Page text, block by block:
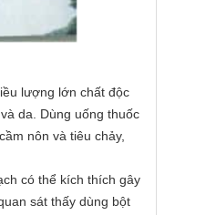
lượng lớn chất độc
da. Dùng uống thuốc
nôn và tiêu chảy,
có thể kích thích gây
sát thấy dùng bột